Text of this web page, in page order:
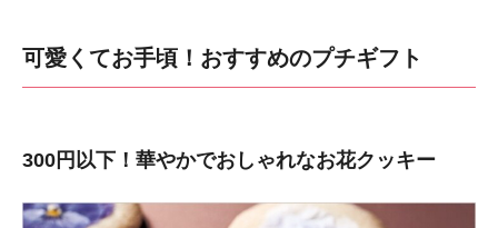
可愛くてお手頃！おすすめのプチギフト
300円以下！華やかでおしゃれなお花クッキー